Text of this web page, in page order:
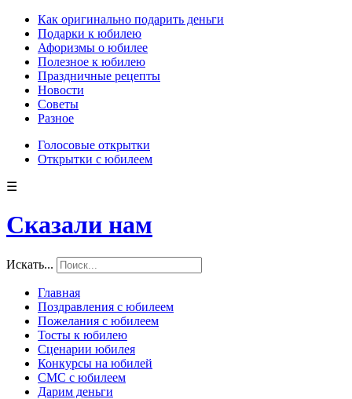
Как оригинально подарить деньги
Подарки к юбилею
Афоризмы о юбилее
Полезное к юбилею
Праздничные рецепты
Новости
Советы
Разное
Голосовые открытки
Открытки с юбилеем
☰
Сказали нам
Искать...
Главная
Поздравления с юбилеем
Пожелания с юбилеем
Тосты к юбилею
Сценарии юбилея
Конкурсы на юбилей
СМС с юбилеем
Дарим деньги